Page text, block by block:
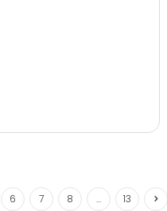
6 7 8 … 13